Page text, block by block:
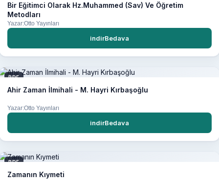
Bir Eğitimci Olarak Hz.Muhammed (Sav) Ve Öğretim
Metodları
Yazar:Otto Yayınları
indirBedava
PDF
Ahir Zaman İlmihali - M. Hayri Kırbaşoğlu
Yazar:Otto Yayınları
indirBedava
PDF
Zamanın Kıymeti